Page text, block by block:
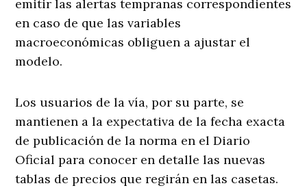
emitir las alertas tempranas correspondientes
en caso de que las variables
macroeconómicas obliguen a ajustar el
modelo.
Los usuarios de la vía, por su parte, se
mantienen a la expectativa de la fecha exacta
de publicación de la norma en el Diario
Oficial para conocer en detalle las nuevas
tablas de precios que regirán en las casetas.